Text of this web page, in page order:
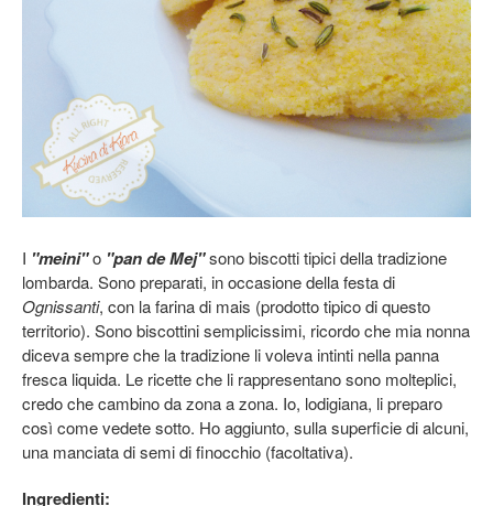
I "meini"o "pan de Mej"sono biscotti tipici della tradizione
lombarda. Sono preparati, in occasione della festa di
Ognissanti, con la farina di mais (prodotto tipico di questo
territorio). Sono biscottini semplicissimi, ricordo che mia nonna
diceva sempre che la tradizione li voleva intinti nella panna
fresca liquida. Le ricette che li rappresentano sono molteplici,
credo che cambino da zona a zona. Io, lodigiana, li preparo
così come vedete sotto. Ho aggiunto, sulla superficie di alcuni,
una manciata di semi di finocchio (facoltativa).
Ingredienti: